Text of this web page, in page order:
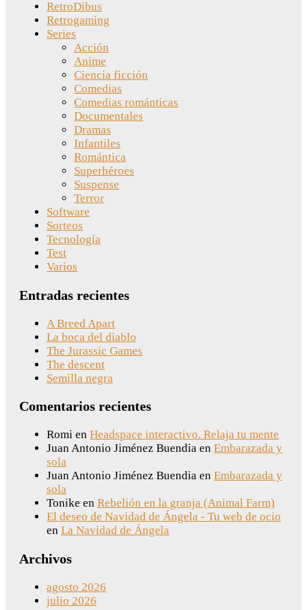
RetroDibus
Retrogaming
Series
Acción
Anime
Ciencia ficción
Comedias
Comedias románticas
Documentales
Dramas
Infantiles
Romántica
Superhéroes
Suspense
Terror
Software
Sorteos
Tecnología
Test
Varios
Entradas recientes
A Breed Apart
La boca del diablo
The Jurassic Games
The descent
Semilla negra
Comentarios recientes
Romi en Headspace interactivo. Relaja tu mente
Juan Antonio Jiménez Buendia en Embarazada y
sola
Juan Antonio Jiménez Buendia en Embarazada y
sola
Tonike en Rebelión en la granja (Animal Farm)
El deseo de Navidad de Ángela - Tu web de ocio
en La Navidad de Ángela
Archivos
agosto 2026
julio 2026